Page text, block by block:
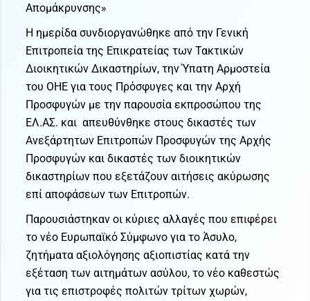
Απομάκρυνσης»
Η ημερίδα συνδιοργανώθηκε από την Γενική
Επιτροπεία της Επικρατείας των Τακτικών
Διοικητικών Δικαστηρίων, την Ύπατη Αρμοστεία
του ΟΗΕ για τους Πρόσφυγες και την Αρχή
Προσφυγών με την παρουσία εκπροσώπου της
ΕΛ.ΑΣ. και απευθύνθηκε στους δικαστές των
Ανεξάρτητων Επιτροπών Προσφυγών της Αρχής
Προσφυγών και δικαστές των διοικητικών
δικαστηρίων που εξετάζουν αιτήσεις ακύρωσης
επί αποφάσεων των Επιτροπών.
Παρουσιάστηκαν οι κύριες αλλαγές που επιφέρει
το νέο Ευρωπαϊκό Σύμφωνο για το Άσυλο,
ζητήματα αξιολόγησης αξιοπιστίας κατά την
εξέταση των αιτημάτων ασύλου, το νέο καθεστώς
για τις επιστροφές πολιτών τρίτων χωρών,